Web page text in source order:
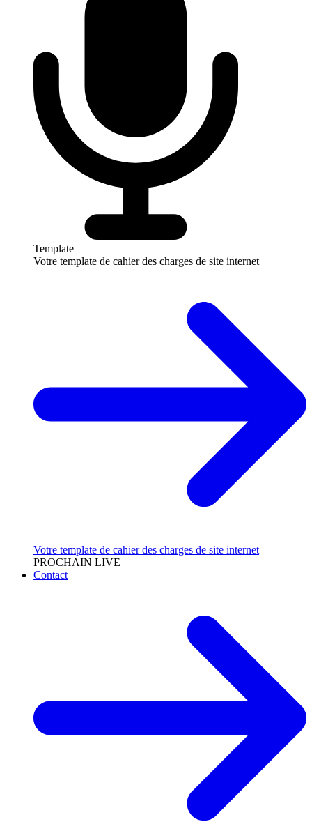
Template
Votre template de cahier des charges de site internet
Votre template de cahier des charges de site internet
PROCHAIN LIVE
Contact